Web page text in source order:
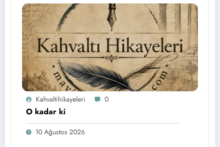
Kahvaltihikayeleri 0
O kadar ki
10 Ağustos 2026